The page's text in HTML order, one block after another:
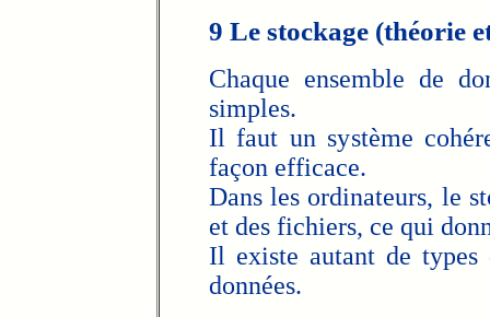
9 Le stockage (théorie
Chaque ensemble de
simples.
Il faut un système
façon efficace.
Dans les ordinateurs, le
et des fichiers, ce qui
Il existe autant de
données.